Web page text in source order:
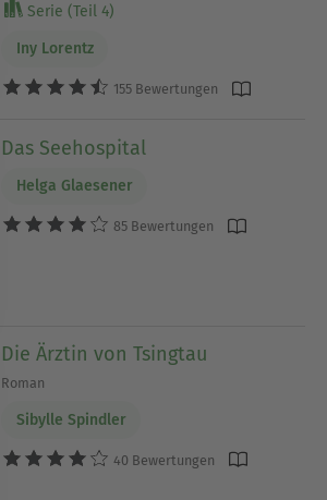
Serie (Teil 4)
Iny Lorentz
155 Bewertungen
Das Seehospital
Helga Glaesener
85 Bewertungen
Die Ärztin von Tsingtau
Roman
Sibylle Spindler
40 Bewertungen